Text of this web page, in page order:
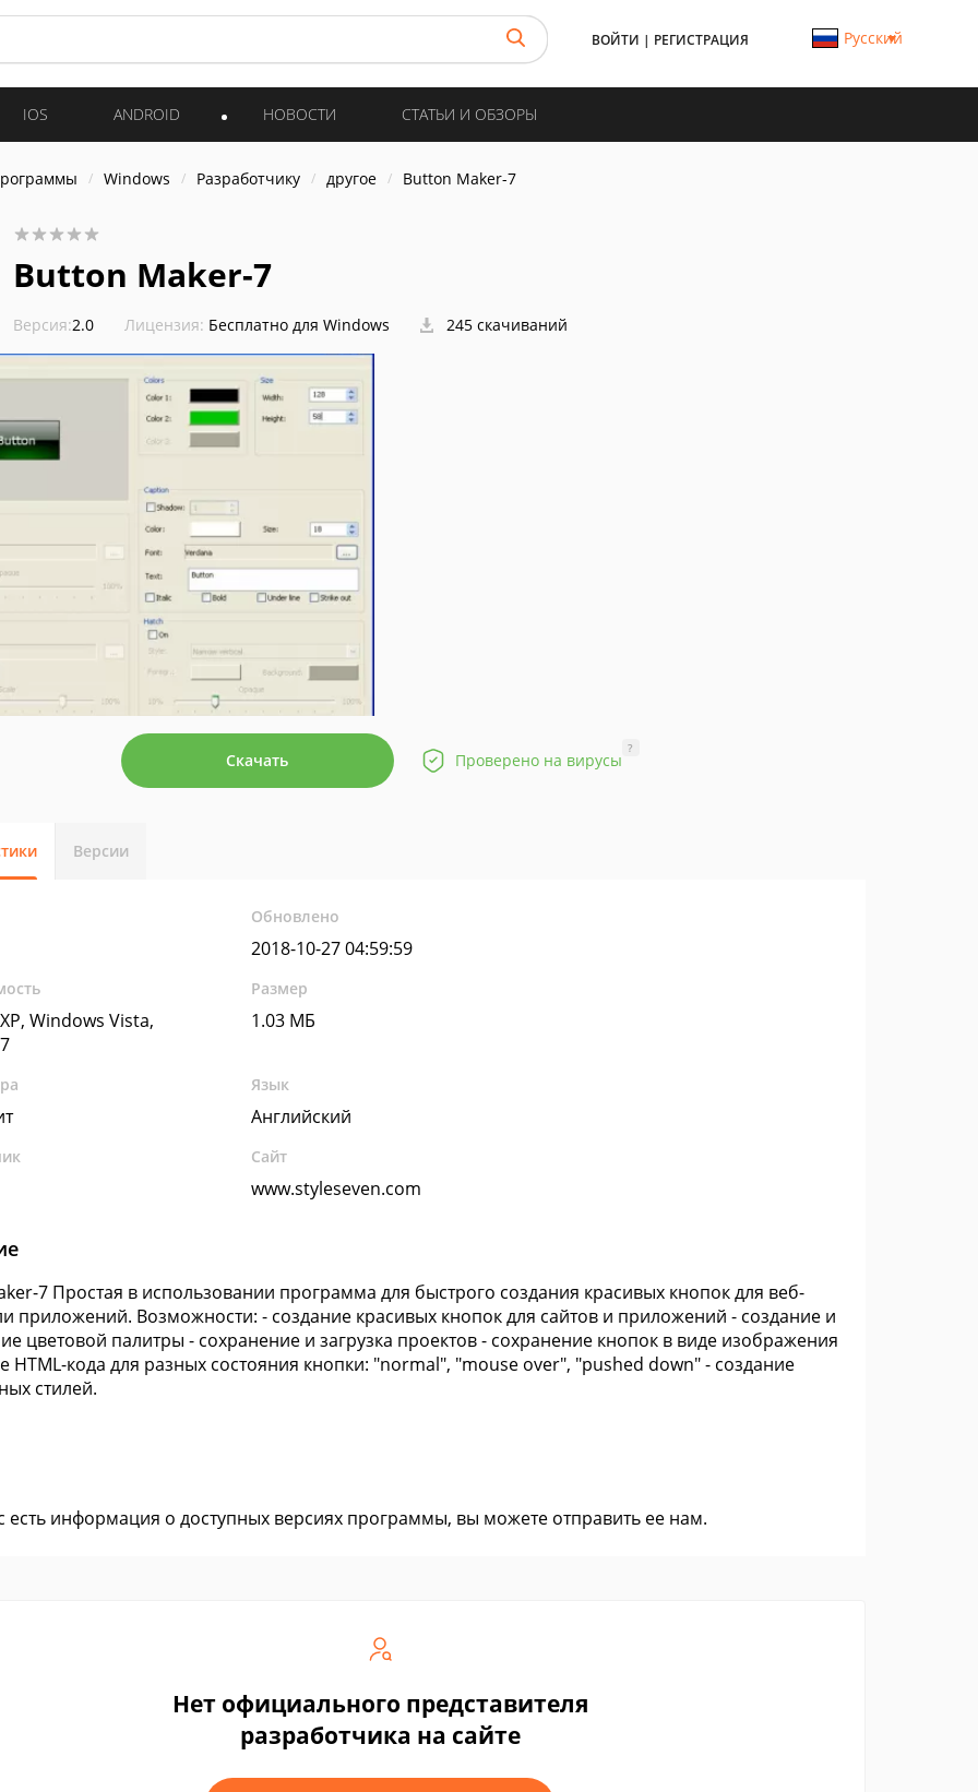
ВОЙТИ | РЕГИСТРАЦИЯ Русский
IOS ANDROID НОВОСТИ СТАТЬИ И ОБЗОРЫ
Windows Разработчику другое Button Maker-7
Button Maker-7
Версия:2.0 Лицензия: Бесплатно для Windows 245 скачиваний
Скачать Проверено на вирусы
?
Версии
Обновлено
2018-10-27 04:59:59
Windows Vista,
Размер
1.03 МБ
Язык
Английский
Сайт
www.styleseven.com
7 Простая в использовании программа для быстрого создания красивых кнопок для веб-
приложений. Возможности: - создание красивых кнопок для сайтов и приложений - создание и
цветовой палитры - сохранение и загрузка проектов - сохранение кнопок в виде изображения
HTML-кода для разных состояния кнопки: "normal", "mouse over", "pushed down" - создание
стилей.
есть информация о доступных версиях программы, вы можете отправить ее нам.
Нет официального представителя
разработчика на сайте